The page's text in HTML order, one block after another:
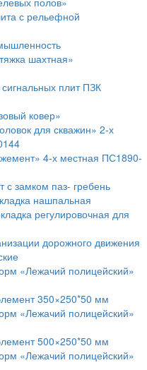
с рельефной
шахтная»
плит ПЗК
ковер»
для скважин» 2-х
4-х местная ПС1890-
с замком паз- гребень
нашпальная
регулировочная для
дорожного движения
«Лежачий полицейский»
350×250*50 мм
«Лежачий полицейский»
500×250*50 мм
«Лежачий полицейский»